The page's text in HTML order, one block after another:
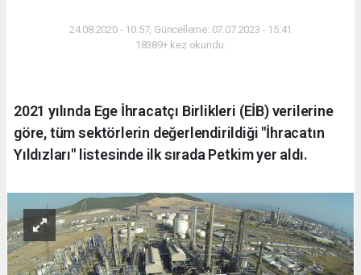
24.08.2020 - 10:57, Güncelleme: 07.07.2023 - 15:41
18389+ kez okundu.
2021 yılında Ege İhracatçı Birlikleri (EİB) verilerine
göre, tüm sektörlerin değerlendirildiği "İhracatın
Yıldızları" listesinde ilk sırada Petkim yer aldı.